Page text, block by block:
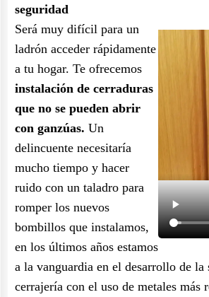
seguridad
Será muy difícil para un
ladrón acceder rápidamente
a tu hogar. Te ofrecemos
instalación de cerraduras
que no se pueden abrir
con ganzúas. Un
delincuente necesitaría
mucho tiempo y hacer
ruido con un taladro para
romper los nuevos
bombillos que instalamos,
en los últimos años estamos
a la vanguardia en el desarrollo de la
cerrajería con el uso de metales más